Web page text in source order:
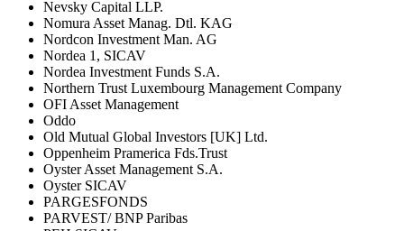
Nevsky Capital LLP.
Nomura Asset Manag. Dtl. KAG
Nordcon Investment Man. AG
Nordea 1, SICAV
Nordea Investment Funds S.A.
Northern Trust Luxembourg Management Company
OFI Asset Management
Oddo
Old Mutual Global Investors [UK] Ltd.
Oppenheim Pramerica Fds.Trust
Oyster Asset Management S.A.
Oyster SICAV
PARGESFONDS
PARVEST/ BNP Paribas